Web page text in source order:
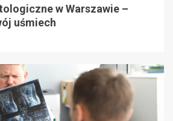
w Warszawie –
uśmiech